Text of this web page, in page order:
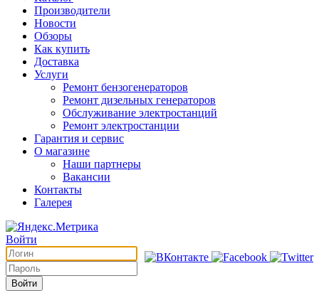
Производители
Новости
Обзоры
Как купить
Доставка
Услуги
Ремонт бензогенераторов
Ремонт дизельных генераторов
Обслуживание электростанций
Ремонт электростанции
Гарантия и сервис
О магазине
Наши партнеры
Вакансии
Контакты
Галерея
Войти
Войти